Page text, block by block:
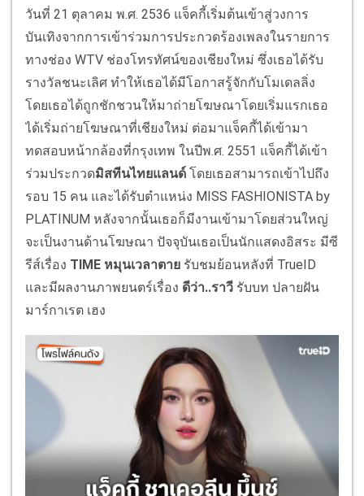
วันที่ 21 ตุลาคม พ.ศ. 2536 แจ็คกี้เริ่มต้นเข้าสู่วงการ
บันเทิงจากการเข้าร่วมการประกวดร้องเพลงในรายการ
ทางช่อง WTV ช่องโทรทัศน์ของเชียงใหม่ ซึ่งเธอได้รับ
รางวัลชนะเลิศ ทำให้เธอได้มีโอกาสรู้จักกับโมเดลลิ่ง
โดยเธอได้ถูกชักชวนให้มาถ่ายโฆษณาโดยเริ่มแรกเธอ
ได้เริ่มถ่ายโฆษณาที่เชียงใหม่ ต่อมาแจ็คกี้ได้เข้ามา
ทดสอบหน้ากล้องที่กรุงเทพ ในปีพ.ศ. 2551 แจ็คกี้ได้เข้า
ร่วมประกวดมิสทีนไทยแลนด์ โดยเธอสามารถเข้าไปถึง
รอบ 15 คน และได้รับตำแหน่ง MISS FASHIONISTA by
PLATINUM หลังจากนั้นเธอก็มีงานเข้ามาโดยส่วนใหญ่
จะเป็นงานด้านโฆษณา ปัจจุบันเธอเป็นนักแสดงอิสระ มีซี
รีส์เรื่อง TIME หมุนเวลาตาย รับชมย้อนหลังที่ TrueID
และมีผลงานภาพยนตร์เรื่อง ดีว่า..ราวี รับบท ปลายฝัน
มาร์กาเรต เฮง